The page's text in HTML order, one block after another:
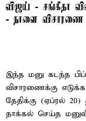
விஜய் - சங்கீதா
- நாளை விசாரணை
இந்த மனு கடந்த
விசாரணைக்கு
தேதிக்கு (ஏப்ரல்
தாக்கல் செய்த